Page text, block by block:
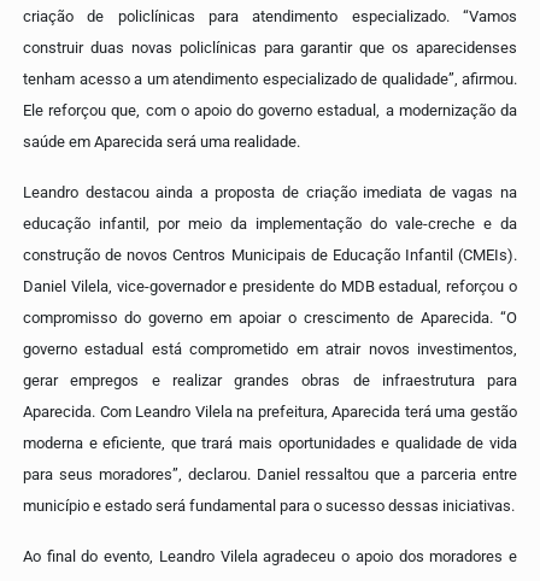
criação de policlínicas para atendimento especializado. “Vamos
construir duas novas policlínicas para garantir que os aparecidenses
tenham acesso a um atendimento especializado de qualidade”, afirmou.
Ele reforçou que, com o apoio do governo estadual, a modernização da
saúde em Aparecida será uma realidade.
Leandro destacou ainda a proposta de criação imediata de vagas na
educação infantil, por meio da implementação do vale-creche e da
construção de novos Centros Municipais de Educação Infantil (CMEIs).
Daniel Vilela, vice-governador e presidente do MDB estadual, reforçou o
compromisso do governo em apoiar o crescimento de Aparecida. “O
governo estadual está comprometido em atrair novos investimentos,
gerar empregos e realizar grandes obras de infraestrutura para
Aparecida. Com Leandro Vilela na prefeitura, Aparecida terá uma gestão
moderna e eficiente, que trará mais oportunidades e qualidade de vida
para seus moradores”, declarou. Daniel ressaltou que a parceria entre
município e estado será fundamental para o sucesso dessas iniciativas.
Ao final do evento, Leandro Vilela agradeceu o apoio dos moradores e